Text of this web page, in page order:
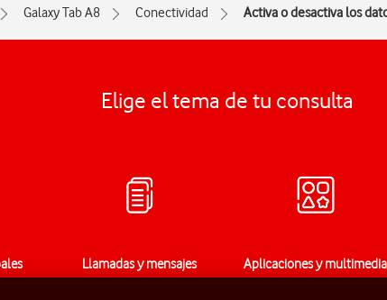
Galaxy Tab A8 Conectividad Activa o desactiva los
Elige el tema de tu consulta
Llamadas y mensajes Aplicaciones y multimedia